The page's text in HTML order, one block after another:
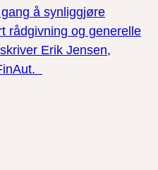
å synliggjøre
rådgivning og generelle
Erik Jensen,